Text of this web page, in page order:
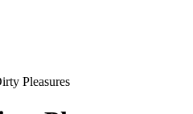
Pleasures